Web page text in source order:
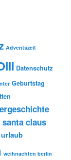
Adventszeit
Datenschutz
Geburtstag
santa claus
urlaub
weihnachten berlin